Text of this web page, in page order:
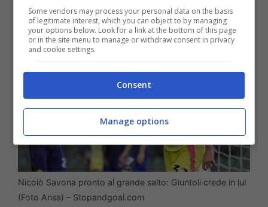
Nicolò Savona pronto al grande salto: Giuntoli crede in lui
(Foto Ansa) – Stopandgoal.com
Some vendors may process your personal data on the basis
of legitimate interest, which you can object to by managing
your options below. Look for a link at the bottom of this page
or in the site menu to manage or withdraw consent in privacy
and cookie settings.
Consent
Manage options